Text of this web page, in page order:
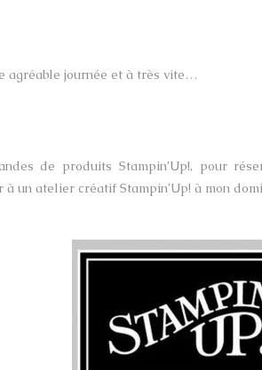
agréable journée et à très vite…
de produits Stampin’Up!, pour
un atelier créatif Stampin’Up! à mon